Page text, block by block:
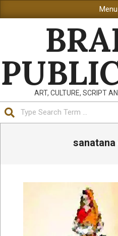
to
Navigation
Menu
ART, CULTURE, SCRIPT